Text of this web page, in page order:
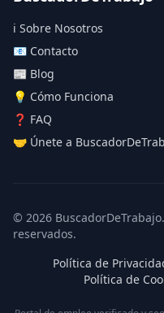
ℹ️ Sobre Nosotros
📧 Contacto
📰 Blog
💡 Cómo Funciona
❓ FAQ
🤝 Únete a
© 2026
reservados.
Política de
Política de